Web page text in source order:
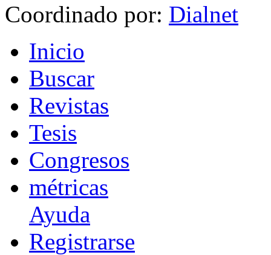
Coordinado por:
Inicio
Buscar
Revistas
Tesis
Congresos
métricas
Ayuda
Registrarse